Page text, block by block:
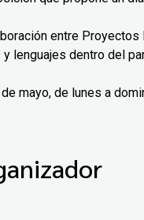
entre
lenguajes dentro del
mayo, de lunes a